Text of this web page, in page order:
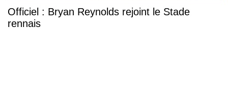
Officiel : Bryan Reynolds rejoint le Stade
rennais